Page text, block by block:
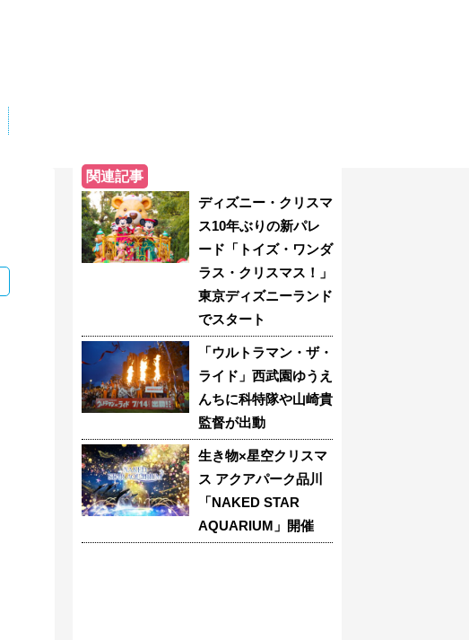
関連記事
ディズニー・クリスマ
ス10年ぶりの新パレ
ード「トイズ・ワンダ
ラス・クリスマス！」
東京ディズニーランド
でスタート
「ウルトラマン・ザ・
ライド」西武園ゆうえ
んちに科特隊や山崎貴
監督が出動
生き物×星空クリスマ
ス アクアパーク品川
「NAKED STAR
AQUARIUM」開催